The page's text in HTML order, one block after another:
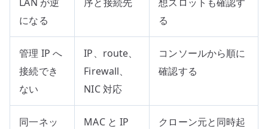
になる
る
管理 IP へ
接続でき
ない
IP、route、
Firewall、
NIC 対応
コンソールから順に
確認する
同一ネッ
MAC と IP
クローン元と同時起